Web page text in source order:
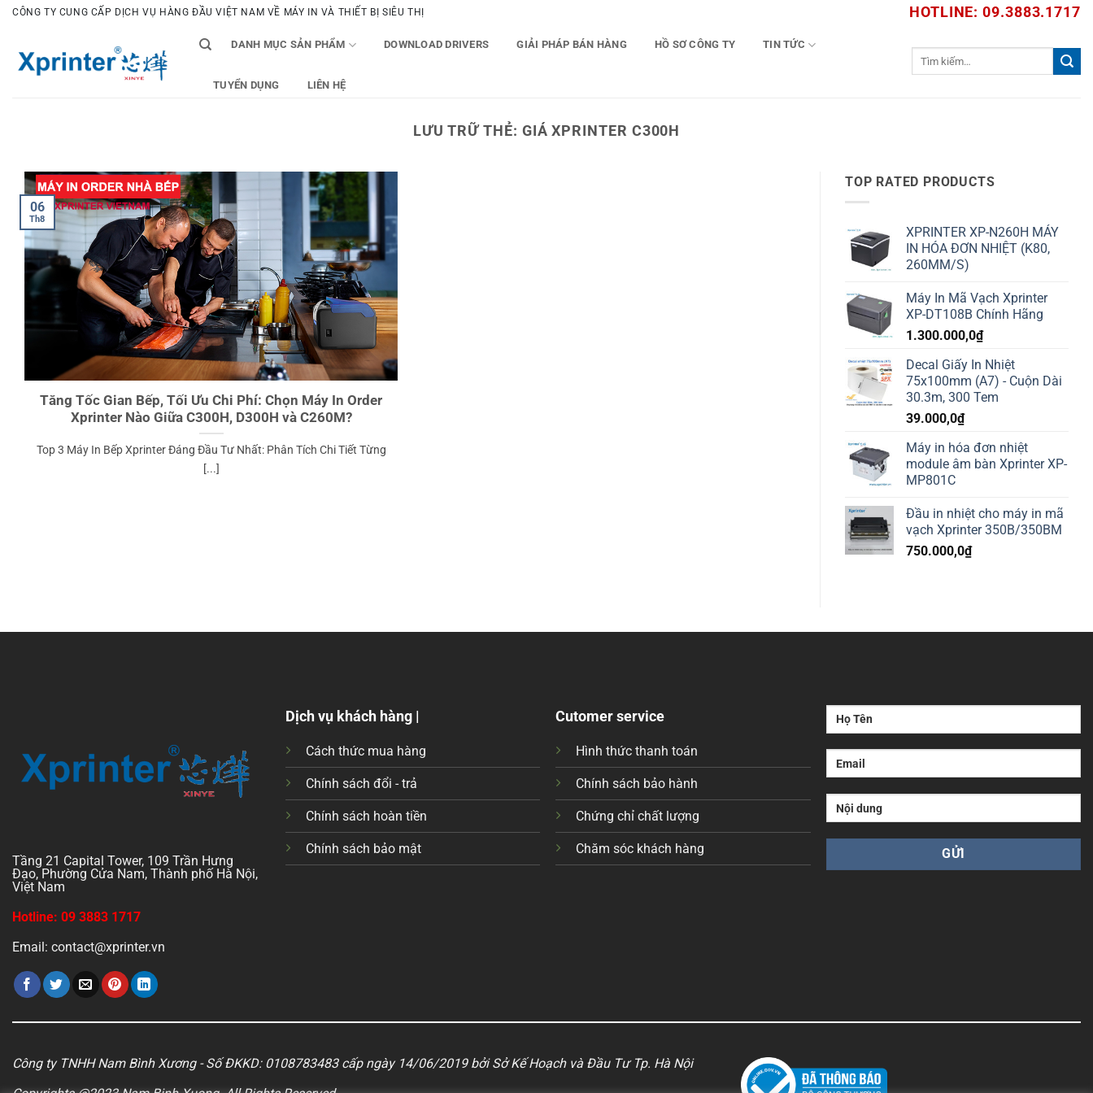
Bỏ
dung
CÔNG TY CUNG CẤP DỊCH VỤ HÀNG ĐẦU VIỆT NAM VỀ MÁY IN VÀ THIẾT BỊ SIÊU THỊ HOTLINE: 09.3883.1717
DANH MỤC SẢN PHẨM DOWNLOAD DRIVERS GIẢI PHÁP BÁN HÀNG HỒ SƠ CÔNG TY TIN TỨC
TUYỂN DỤNG LIÊN HỆ
LƯU TRỮ THẺ: GIÁ XPRINTER C300H
Tăng Tốc Gian Bếp, Tối Ưu Chi Phí: Chọn Máy In Order
Xprinter Nào Giữa C300H, D300H và C260M?
Top 3 Máy In Bếp Xprinter Đáng Đầu Tư Nhất: Phân Tích Chi Tiết Từng
[...]
06
Th8
TOP RATED PRODUCTS
XPRINTER XP-N260H MÁY
IN HÓA ĐƠN NHIỆT (K80,
260MM/S)
Máy In Mã Vạch Xprinter
XP-DT108B Chính Hãng
1.300.000,0₫
Decal Giấy In Nhiệt
75x100mm (A7) - Cuộn Dài
30.3m, 300 Tem
39.000,0₫
Máy in hóa đơn nhiệt
module âm bàn Xprinter XP-
MP801C
Đầu in nhiệt cho máy in mã
vạch Xprinter 350B/350BM
750.000,0₫
Tầng 21 Capital Tower, 109 Trần Hưng
Đạo, Phường Cửa Nam, Thành phố Hà Nội,
Việt Nam
Hotline: 09 3883 1717
Email: contact@xprinter.vn
Dịch vụ khách hàng |
Cách thức mua hàng
Chính sách đổi - trả
Chính sách hoàn tiền
Chính sách bảo mật
Cutomer service
Hình thức thanh toán
Chính sách bảo hành
Chứng chỉ chất lượng
Chăm sóc khách hàng
Công ty TNHH Nam Bình Xương - Số ĐKKD: 0108783483 cấp ngày 14/06/2019 bởi Sở Kế Hoạch và Đầu Tư Tp. Hà Nội